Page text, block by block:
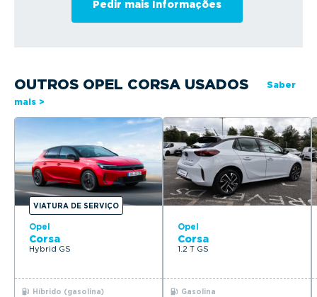
OUTROS OPEL CORSA USADOS
Saber
mais >
VIATURA DE SERVIÇO
Opel
Corsa
Hybrid GS
Híbrido (gasolina)
Opel
Corsa
1.2 T GS
Gasolina